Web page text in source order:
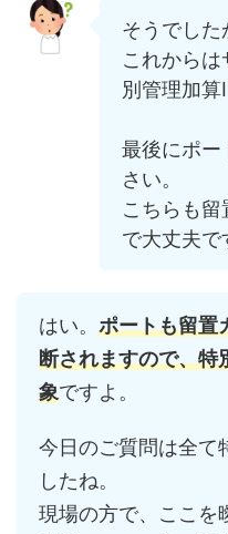
そうでした
これから
別管理加算
最後にポー
さい。
こちらも留
で大丈夫で
はい。 ポートも留置
断されますので、特
象ですよ。
今日のご質問は全て
したね。
現場の方で、ここを